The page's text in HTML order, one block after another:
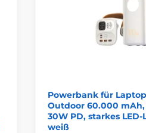
Powerbank für
Outdoor 60.000 mAh,
30W PD, starkes LED-
weiß